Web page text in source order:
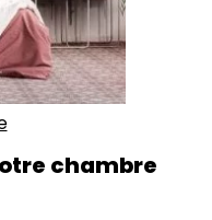
chambre